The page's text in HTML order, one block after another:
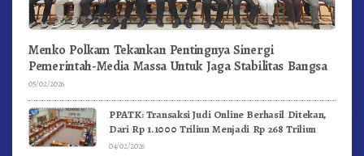
Menko Polkam Tekankan Pentingnya Sinergi
Pemerintah-Media Massa Untuk Jaga Stabilitas Bangsa
05/02/2026
PPATK: Transaksi Judi Online Berhasil Ditekan,
Dari Rp 1.1000 Triliun Menjadi Rp 268 Triliun
04/02/2026